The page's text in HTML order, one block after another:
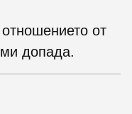
от
допада.